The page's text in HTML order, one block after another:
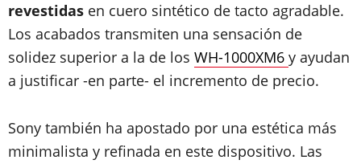
revestidas en cuero sintético de tacto agradable.
Los acabados transmiten una sensación de
solidez superior a la de los WH-1000XM6 y ayudan
a justificar -en parte- el incremento de precio.
Sony también ha apostado por una estética más
minimalista y refinada en este dispositivo. Las